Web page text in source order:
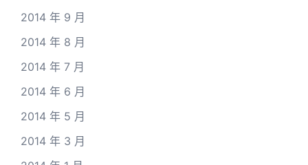
2014 年 9 月
2014 年 8 月
2014 年 7 月
2014 年 6 月
2014 年 5 月
2014 年 3 月